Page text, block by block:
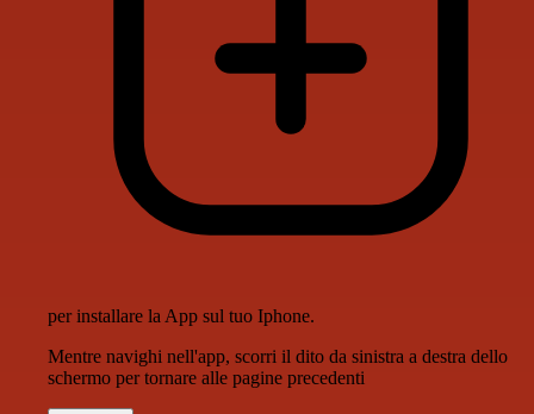
per installare la App sul tuo Iphone.
Mentre navighi nell'app, scorri il dito da sinistra a destra dello
schermo per tornare alle pagine precedenti